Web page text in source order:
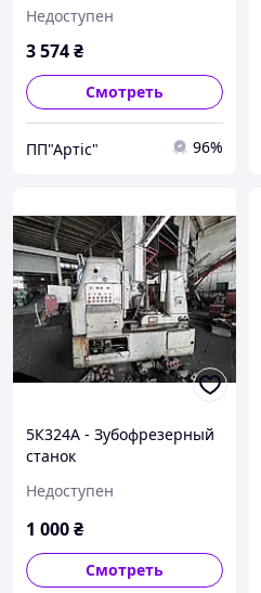
Недоступен
3 574₴
Смотреть
ПП"Артіс" 96%
5К324А - Зубофрезерный
станок
Недоступен
1 000₴
Смотреть